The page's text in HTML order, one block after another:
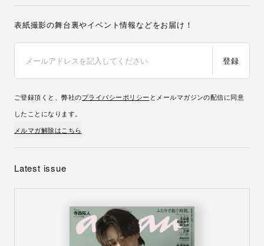
表紙撮影の舞台裏やイベント情報などをお届け！
登録
ご登録頂くと、弊社のプライバシーポリシー とメールマガジンの配信に同意
したことになります。
メルマガ解除はこちら
Latest issue